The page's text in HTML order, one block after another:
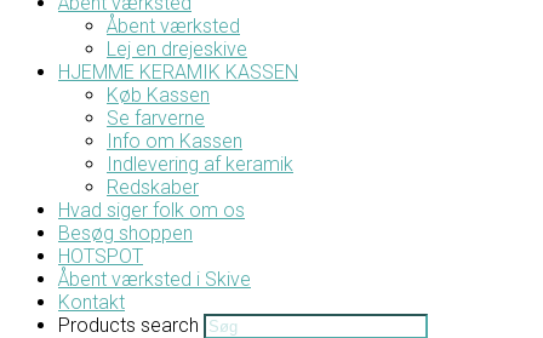
Åbent værksted
Lej en drejeskive
HJEMME KERAMIK KASSEN
Køb Kassen
Se farverne
Info om Kassen
Indlevering af keramik
Redskaber
Hvad siger folk om os
Besøg shoppen
HOTSPOT
Åbent værksted i Skive
Kontakt
Products search